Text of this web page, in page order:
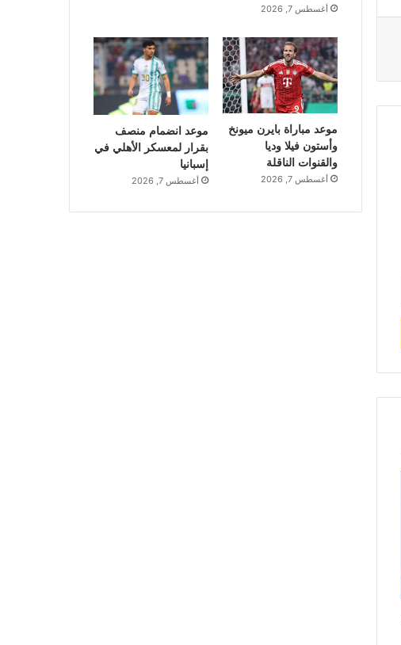
أغسطس 7, 2026
موعد مباراة بايرن ميونخ
وأستون فيلا وديا
والقنوات الناقلة
أغسطس 7, 2026
موعد انضمام منصف
بقرار لمعسكر الأهلي في
إسبانيا
أغسطس 7, 2026